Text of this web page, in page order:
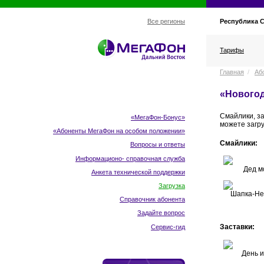
Все регионы Республика
Тарифы
«МегаФон-Бонус»
«Абоненты МегаФон на особом положении»
Вопросы и ответы
Информационо- справочная служба
Анкета технической поддержки
Загрузка
Справочник абонента
Задайте вопрос
Сервис-гид
Главная /
Смайлики,
можете
Смайлики:
Дед
Шапка-
Заставки:
День